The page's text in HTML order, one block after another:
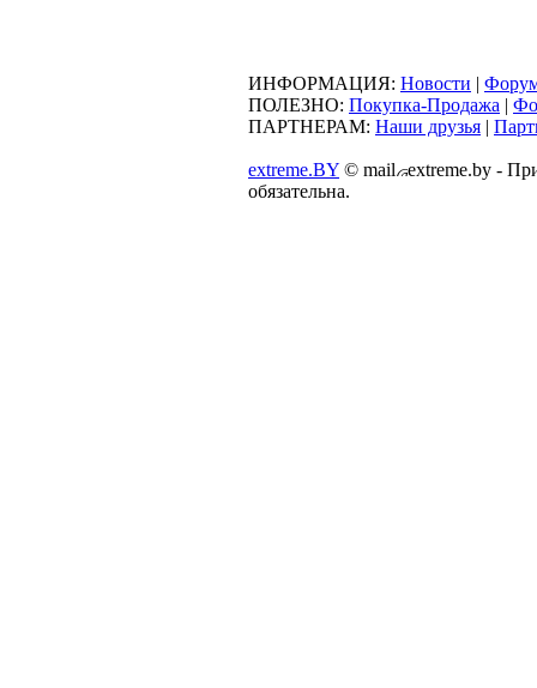
ИНФОРМАЦИЯ: Новости |
ПОЛЕЗНО: Покупка-Продажа |
ПАРТНЕРАМ: Наши друзья |
extreme.BY © mail
extreme.by -
обязательна.